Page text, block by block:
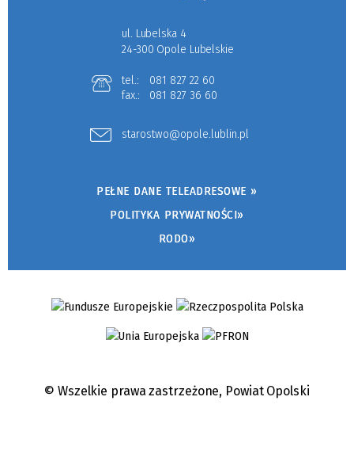
ul. Lubelska 4
24-300 Opole Lubelskie
tel.:
081 827 22 60
fax.:
081 827 36 60
starostwo@opole.lublin.pl
PEŁNE DANE TELEADRESOWE »
POLITYKA PRYWATNOŚCI»
RODO»
© Wszelkie prawa zastrzeżone, Powiat Opolski